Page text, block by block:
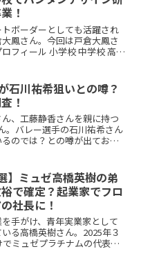
！
ボーダーとしても活躍され
鳳さん。今回は戸倉大鳳さ
フィール 小学校 中学校 高校
戸倉大鳳 読み方 ：
石川祐希狙いとの噂？
！
、工藤静香さんを親に持つ
。バレー選手の石川祐希さん
のでは？との噂が出ており
由を調査しましたので、是非
...
】ミュゼ高橋英樹の弟
で確定？起業家でフロ
社長に！
手がけ、青年実業家として
る高橋英樹さん。2025年３
でミュゼプラチナムの代表取